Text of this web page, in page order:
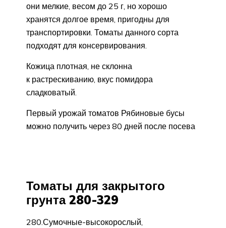
они мелкие, весом до 25 г, но хорошо
хранятся долгое время, пригодны для
транспортировки. Томаты данного сорта
подходят для консервирования.
Кожица плотная, не склонна
к растрескиванию, вкус помидора
сладковатый.
Первый урожай томатов Рябиновые бусы
можно получить через 80 дней после посева
Томаты для закрытого
грунта 280-329
280.Сумочные-высокорослый,